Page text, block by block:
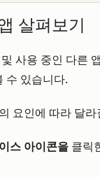
살펴보기
사용 중인 다른
수 있습니다.
요인에 따라 달
스 아이콘을 클릭